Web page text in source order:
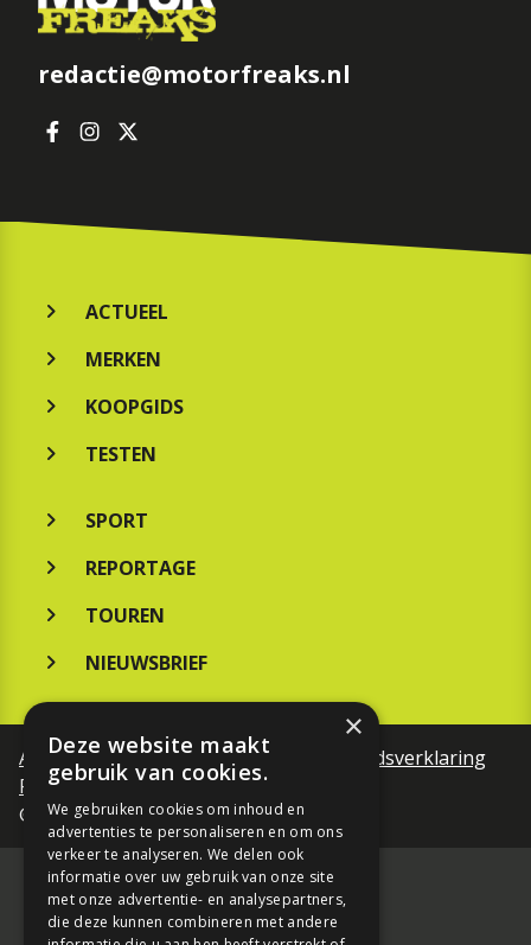
redactie@motorfreaks.nl
ACTUEEL
MERKEN
KOOPGIDS
TESTEN
SPORT
REPORTAGE
TOUREN
NIEUWSBRIEF
Algemene voorwaardenToegankelijkheidsverklaring
Privacy Policy
©Motorfreaks 2026
×
Deze website maakt
gebruik van cookies.
We gebruiken cookies om inhoud en
advertenties te personaliseren en om ons
verkeer te analyseren. We delen ook
informatie over uw gebruik van onze site
met onze advertentie- en analysepartners,
die deze kunnen combineren met andere